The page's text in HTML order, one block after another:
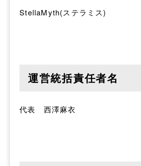
StellaMyth(ステラミス)
運営統括責任者名
代表 西澤麻衣